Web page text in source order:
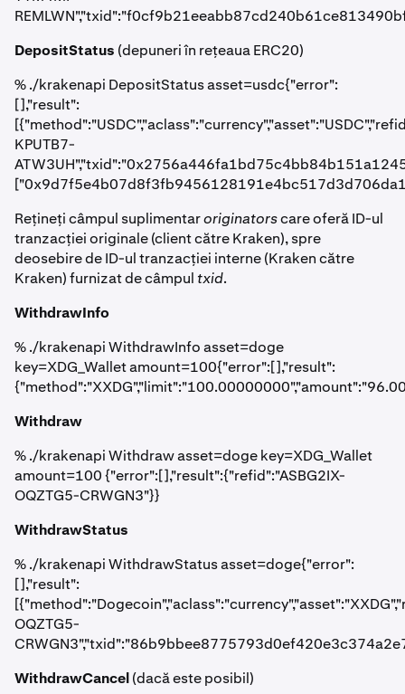
DepositStatus (depuneri în rețeaua ERC20)
% ./krakenapi DepositStatus asset=usdc{"error":
[],"result":
KPUTB7-
Rețineți câmpul suplimentaroriginatorscare oferă ID-ul
tranzacției originale (client către Kraken), spre
deosebire de ID-ul tranzacției interne (Kraken către
Kraken) furnizat de câmpul txid.
WithdrawInfo
% ./krakenapi WithdrawInfo asset=doge
key=XDG_Wallet amount=100{"error":[],"result":
Withdraw
% ./krakenapi Withdraw asset=doge key=XDG_Wallet
amount=100 {"error":[],"result":{"refid":"ASBG2IX-
OQZTG5-CRWGN3"}}
WithdrawStatus
% ./krakenapi WithdrawStatus asset=doge{"error":
[],"result":
OQZTG5-
WithdrawCancel(dacă este posibil)